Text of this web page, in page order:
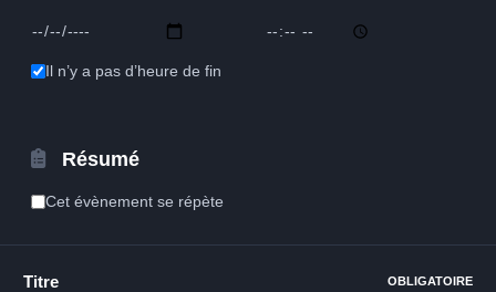
Il n’y a pas d’heure de fin
Résumé
Cet évènement se répète
Titre OBLIGATOIRE